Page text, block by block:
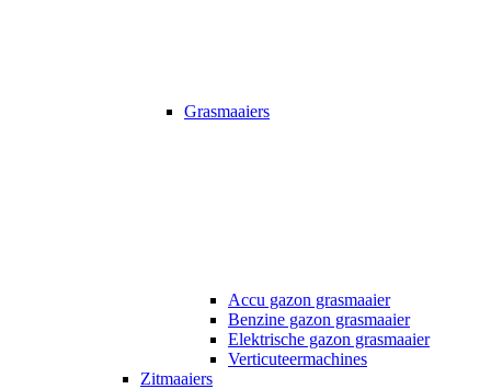
Grasmaaiers
Accu gazon grasmaaier
Benzine gazon grasmaaier
Elektrische gazon grasmaaier
Verticuteermachines
Zitmaaiers